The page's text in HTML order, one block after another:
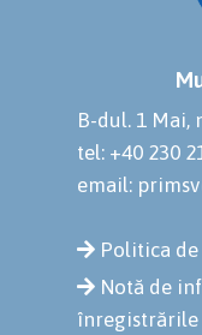
B-dul. 1 Mai,
tel: +40 230
email:
Politica
Notă de
înregistrările